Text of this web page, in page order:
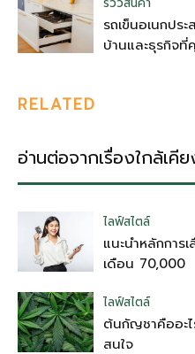
รถเข็นอเนกปร
บ้านและธุรกิจที่
RELATED
อ่านต่อจากเรื่องใกล้เคี
ไลฟ์สไตล์
แนะนำหลักการ
เดือน 70,000
ไลฟ์สไตล์
ต้นกัญชาคืออะ
สนใจ